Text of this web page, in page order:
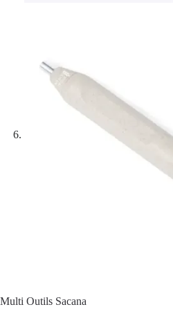
Multi Outils Sacana